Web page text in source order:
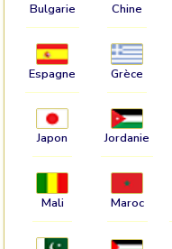
Bulgarie Chine
Espagne Grèce
Japon Jordanie
Mali Maroc